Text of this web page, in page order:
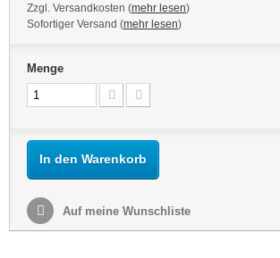
Zzgl. Versandkosten (mehr lesen)
Sofortiger Versand (mehr lesen)
Menge
In den Warenkorb
Auf meine Wunschliste